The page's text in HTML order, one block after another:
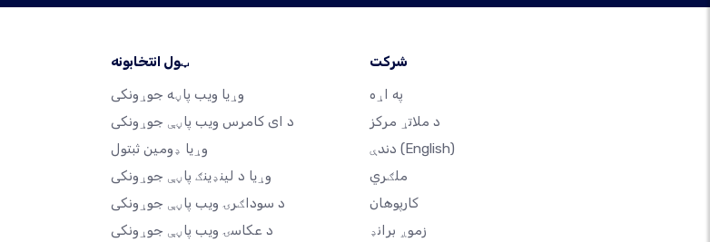
ټول انتخابونه
وړیا ویب پاڼه جوړونکی
د ای کامرس ویب پاڼې جوړونکی
وړیا ډومین ثبتول
وړیا د لینډینګ پاڼې جوړونکی
د سوداګرۍ ویب پاڼې جوړونکی
د عکاسۍ ویب پاڼې جوړونکی
شرکت
په اړه
د ملاتړ مرکز
(English)
ملګري
کارپوهان
زموږ برانډ